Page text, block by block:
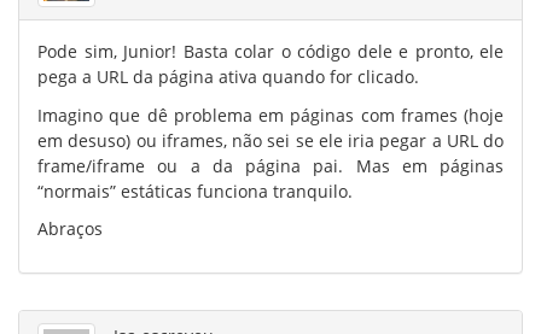
Pode sim, Junior! Basta colar o código dele e pronto, ele
pega a URL da página ativa quando for clicado.
Imagino que dê problema em páginas com frames (hoje
em desuso) ou iframes, não sei se ele iria pegar a URL do
frame/iframe ou a da página pai. Mas em páginas
“normais” estáticas funciona tranquilo.
Abraços